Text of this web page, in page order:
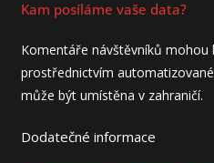
Kam posíláme vaše data?
Komentáře návštěvníků mohou
prostřednictvím
může být umístěna v zahraničí.
Dodatečné informace